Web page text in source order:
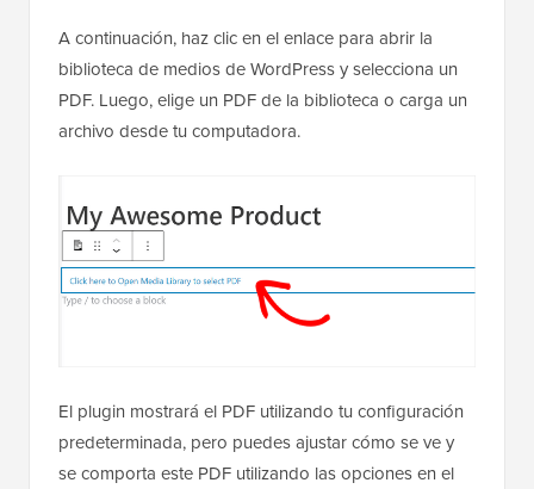
A continuación, haz clic en el enlace para abrir la
biblioteca de medios de WordPress y selecciona un
PDF. Luego, elige un PDF de la biblioteca o carga un
archivo desde tu computadora.
El plugin mostrará el PDF utilizando tu configuración
predeterminada, pero puedes ajustar cómo se ve y
se comporta este PDF utilizando las opciones en el